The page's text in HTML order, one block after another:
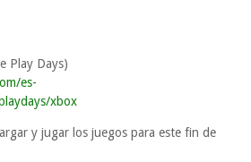
Play Days)
es-
xbox
y jugar los juegos para este fin de